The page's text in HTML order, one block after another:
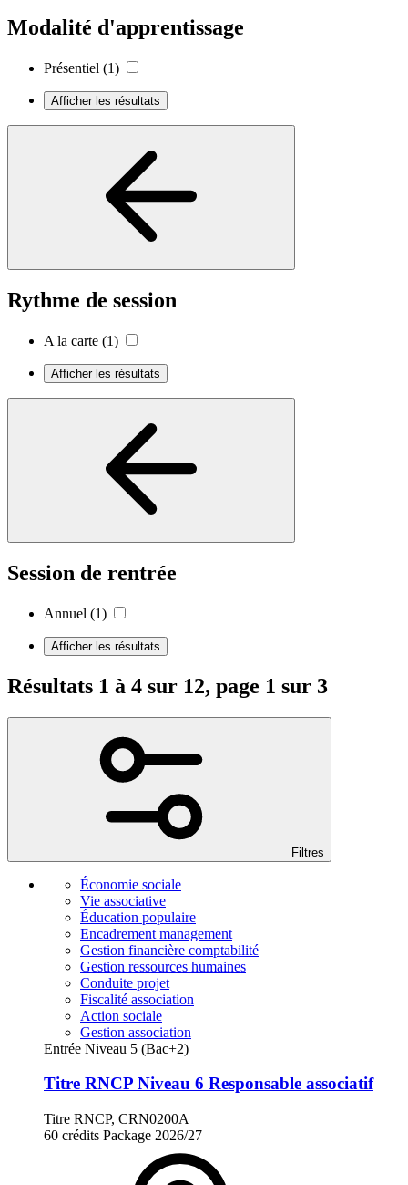
Modalité d'apprentissage
Présentiel (1)
Afficher les résultats
Rythme de session
A la carte (1)
Afficher les résultats
Session de rentrée
Annuel (1)
Afficher les résultats
Résultats 1 à 4 sur 12, page 1 sur 3
Filtres
Économie sociale
Vie associative
Éducation populaire
Encadrement management
Gestion financière comptabilité
Gestion ressources humaines
Conduite projet
Fiscalité association
Action sociale
Gestion association
Entrée Niveau 5 (Bac+2)
Titre RNCP Niveau 6 Responsable associatif
Titre RNCP, CRN0200A
60 crédits Package 2026/27